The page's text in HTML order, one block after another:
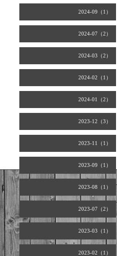
2024-09（1）
2024-07（2）
2024-03（2）
2024-02（1）
2024-01（2）
2023-12（3）
2023-11（1）
2023-09（1）
2023-08（1）
2023-07（2）
2023-03（1）
2023-02（1）